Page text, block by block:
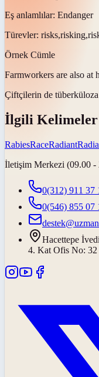
Eş anlamlılar: Endanger
Türevler:
Örnek Cümle
Farmworkers are also at
Çiftçilerin de
İlgili Kelimeler
RabiesRaceRadiant
İletişim Merkezi (09.00 -
0(312) 911 37
0(546) 855 07
Hacettepe
4. Kat Ofis No: